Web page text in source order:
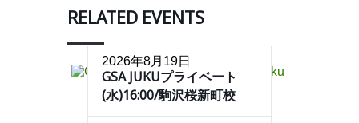
RELATED EVENTS
2026年8月19日
GSA JUKUプライベート
(水)16:00/駒沢桜新町校